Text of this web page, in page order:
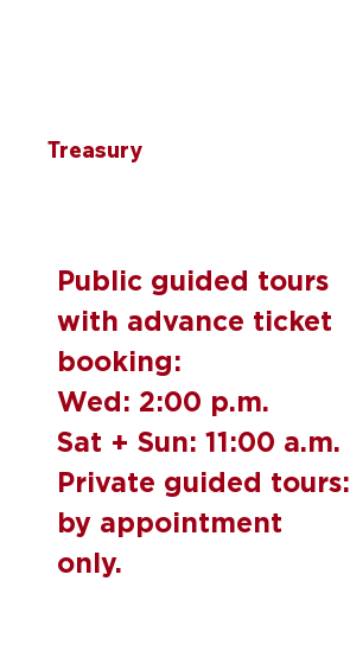
Treasury
Public guided tours
with advance ticket
booking:
Wed: 2:00 p.m.
Sat + Sun: 11:00 a.m.
Private guided tours:
by appointment
only.